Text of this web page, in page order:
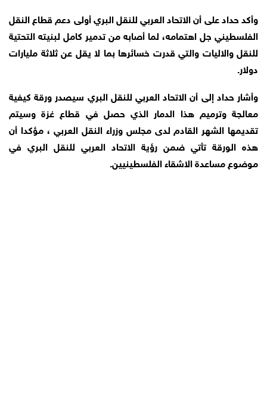
وأكد حداد على أن الاتحاد العربي للنقل البري أولى دعم قطاع النقل
الفلسطيني جل اهتمامه، لما أصابه من تدمير كامل لبنيته التحتية
للنقل والاليات والتي قدرت خسائرها بما لا يقل عن ثلاثة مليارات
دولار.
وأشار حداد إلى أن الاتحاد العربي للنقل البري سيصدر ورقة كيفية
معالجة وترميم هذا الدمار الذي حصل في قطاع غزة وسيتم
تقديمها الشهر القادم لدى مجلس وزراء النقل العربي ، مؤكدا أن
هذه الورقة تأتي ضمن رؤية الاتحاد العربي للنقل البري في
موضوع مساعدة الاشقاء الفلسطينيين.